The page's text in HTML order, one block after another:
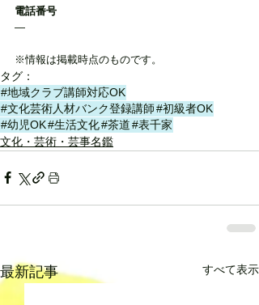
電話番号
―
※情報は掲載時点のものです。
タグ：
#地域クラブ講師対応OK
#文化芸術人材バンク登録講師#初級者OK
#幼児OK#生活文化#茶道#表千家
文化・芸術・芸事名鑑
最新記事 すべて表示